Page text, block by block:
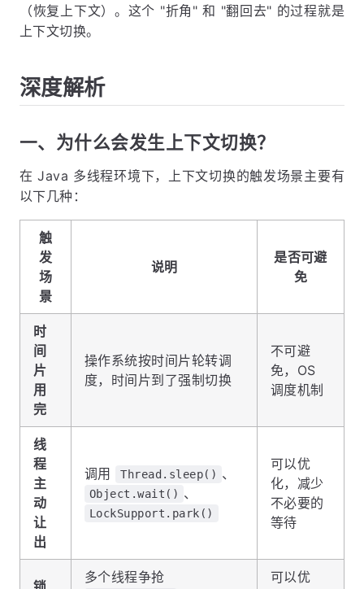
（恢复上下文）。这个 "折角" 和 "翻回去" 的过程就是
上下文切换。
深度解析
一、为什么会发生上下文切换？
在 Java 多线程环境下，上下文切换的触发场景主要有
以下几种：
触
发
场
景
说明
是否可避
免
时
间
片
用
完
操作系统按时间片轮转调
度，时间片到了强制切换
不可避
免，OS
调度机制
线
程
主
动
让
出
调用 Thread.sleep() 、
Object.wait() 、
LockSupport.park()
可以优
化，减少
不必要的
等待
多个线程争抢
可以优